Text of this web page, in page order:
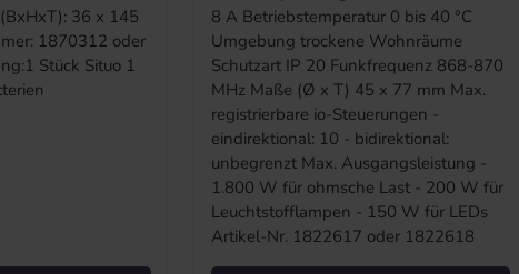
36 x 145
1870312 oder
Stück Situo 1
8 A Betriebstemperatur 0 bis 40 °C
Umgebung trockene Wohnräume
Schutzart IP 20 Funkfrequenz 868-870
MHz Maße (Ø x T) 45 x 77 mm Max.
registrierbare io-Steuerungen -
eindirektional: 10 - bidirektional:
unbegrenzt Max. Ausgangsleistung -
1.800 W für ohmsche Last - 200 W für
Leuchtstofflampen - 150 W für LEDs
Artikel-Nr. 1822617 oder 1822618